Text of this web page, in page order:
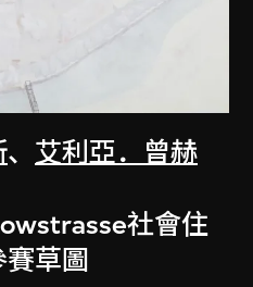
、 艾利亞．曾赫
社會住
草圖